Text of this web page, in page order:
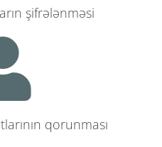
şifrələnməsi
qorunması